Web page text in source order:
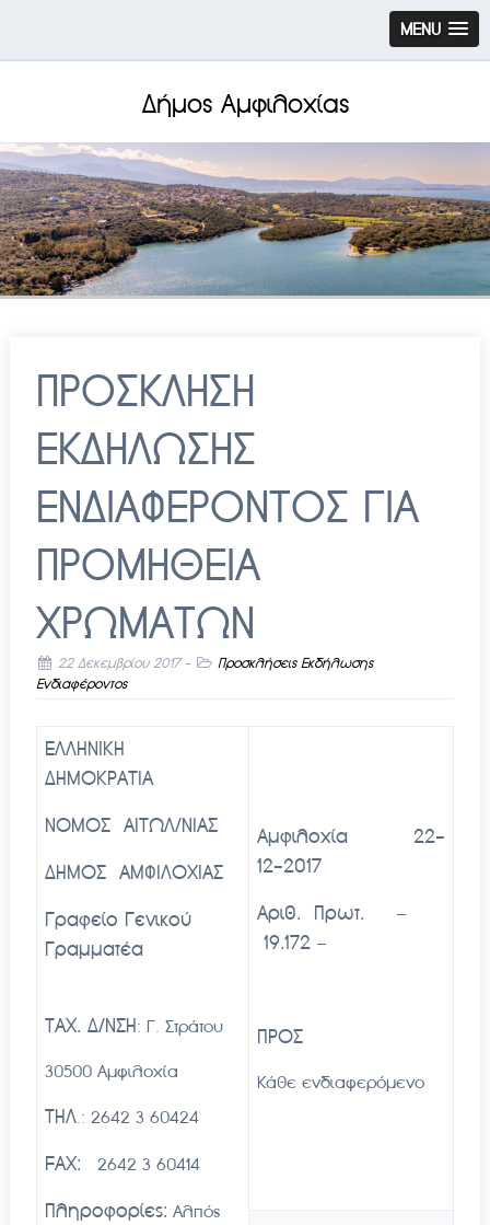
MENU
Δήμος Αμφιλοχίας
ΠΡΟΣΚΛΗΣΗ
ΕΚΔΗΛΩΣΗΣ
ΕΝΔΙΑΦΕΡΟΝΤΟΣ ΓΙΑ
ΠΡΟΜΗΘΕΙΑ
ΧΡΩΜΑΤΩΝ
22 Δεκεμβρίου 2017-
Προσκλήσεις Εκδήλωσης
Ενδιαφέροντος
ΕΛΛΗΝΙΚΗ
ΔΗΜΟΚΡΑΤΙΑ
ΝΟΜΟΣ ΑΙΤΩΛ/ΝΙΑΣ
ΔΗΜΟΣ ΑΜΦΙΛΟΧΙΑΣ
Γραφείο Γενικού
Γραμματέα
ΤΑΧ. Δ/ΝΣΗ: Γ. Στράτου
30500 Αμφιλοχία
ΤΗΛ.: 2642 3 60424
FAX: 2642 3 60414
Πληροφορίες: Αλπός
Αμφιλοχία 22-
12-2017
Αριθ. Πρωτ. –
19.172 –
ΠΡΟΣ
Κάθε ενδιαφερόμενο